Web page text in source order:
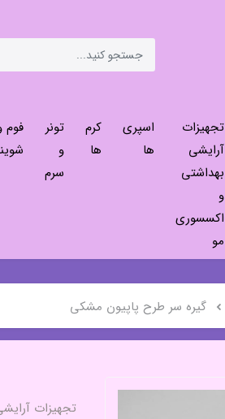
تجهیزات
آرایشی
بهداشتی
و
اکسسوری
مو
اسپری
ها
کرم
ها
تونر
و
سرم
فوم
گیره سر طرح پاپیون مشکی
تجهیزات